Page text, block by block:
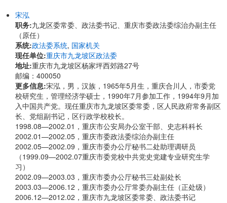
宋泓
职务:九龙区委常委、政法委书记、重庆市委政法委综治办副主任
（原任）
系统:政法委系统, 国家机关
现任单位:重庆市九龙坡区政法委
地址:重庆市九龙坡区杨家坪西郊路27号
邮编：400050
更多信息:宋泓，男，汉族，1965年5月生，重庆合川人，市委党
校研究生，管理经济学硕士，1990年7月参加工作，1994年9月加
入中国共产党。现任重庆市九龙坡区委常委，区人民政府常务副区
长、党组副书记，区行政学校校长。
1998.08—2002.01，重庆市公安局办公室干部、史志科科长
2002.01—2002.05，重庆市委政法委综治办副主任
2002.05—2002.09，重庆市委办公厅秘书二处助理调研员
（1999.09—2002.07重庆市委党校中共党史党建专业研究生学
习）
2002.09—2003.03，重庆市委办公厅秘书三处副处长
2003.03—2006.12，重庆市委办公厅常委办副主任（正处级）
2006.12—2012.02，重庆市九龙坡区委常委、政法委书记